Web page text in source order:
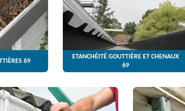
69
ETANCHÉITÉ GOUTTIÈRE ET CHENAUX
69